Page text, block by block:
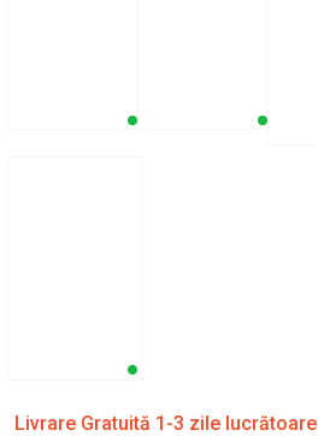
Livrare Gratuită 1-3 zile lucrătoare